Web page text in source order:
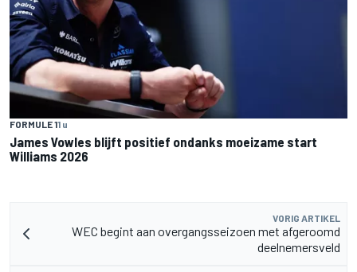
FORMULE 11 u
James Vowles blijft positief ondanks moeizame start
Williams 2026
VORIG ARTIKEL
WEC begint aan overgangsseizoen met afgeroomd
deelnemersveld